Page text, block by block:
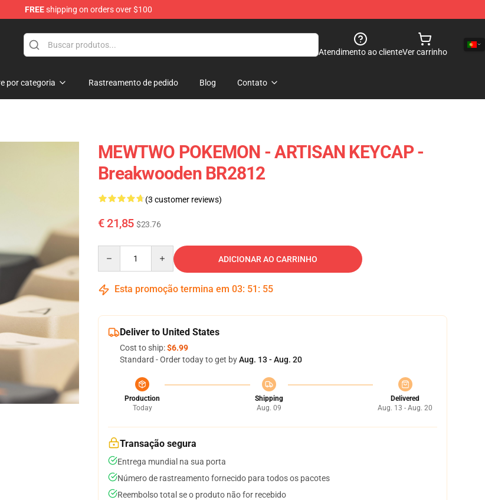
FREEshipping on orders over $100
Atendimento ao clienteVer carrinho
por categoria Rastreamento de pedido Blog Contato
MEWTWO POKEMON - ARTISAN KEYCAP -
Breakwooden BR2812
(3 customer reviews)
€ 21,85 $23.76
ADICIONAR AO CARRINHO
Esta promoção termina em 03: 51 : 54
Deliver to United States
Cost to ship:$6.99
Standard - Order today to get byAug. 13 - Aug. 20
Production
Today
Shipping
Aug. 09
Delivered
Aug. 13 - Aug. 20
Transação segura
Entrega mundial na sua porta
Número de rastreamento fornecido para todos os pacotes
Reembolso total se o produto não for recebido